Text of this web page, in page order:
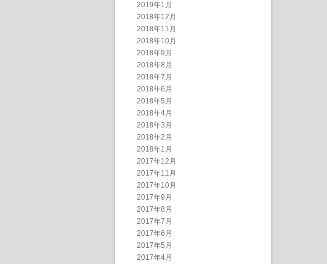
2019年1月
2018年12月
2018年11月
2018年10月
2018年9月
2018年8月
2018年7月
2018年6月
2018年5月
2018年4月
2018年3月
2018年2月
2018年1月
2017年12月
2017年11月
2017年10月
2017年9月
2017年8月
2017年7月
2017年6月
2017年5月
2017年4月